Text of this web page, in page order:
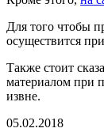
Для того чтобы
осуществится
Также стоит
материалом при
извне.
05.02.2018